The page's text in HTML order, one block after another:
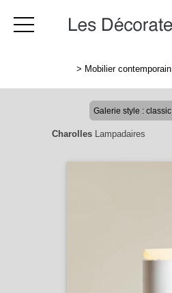
> Mobilier contemporain
Charolles Lampadaires